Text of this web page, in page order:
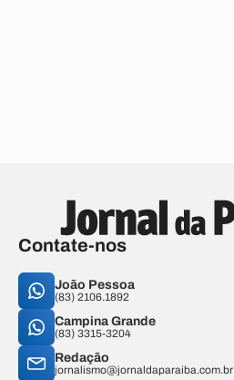
Contate-nos
João Pessoa
(83) 2106.1892
Campina Grande
(83) 3315-3204
Redação
jornalismo@jornaldaparaiba.com.br